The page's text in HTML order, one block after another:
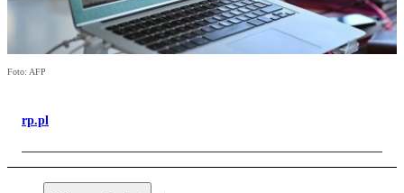
Foto: AFP
rp.pl